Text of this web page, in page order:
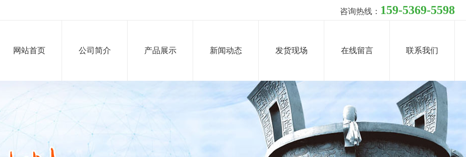
咨询热线： 159-5369-5598
网站首页 公司简介 产品展示 新闻动态 发货现场 在线留言 联系我们